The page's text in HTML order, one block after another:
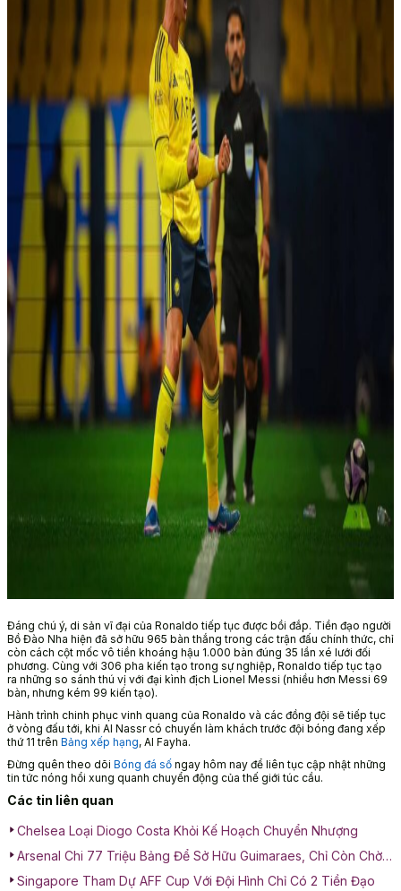
Đáng chú ý, di sản vĩ đại của Ronaldo tiếp tục được bồi đắp. Tiền đạo người
Bồ Đào Nha hiện đã sở hữu 965 bàn thắng trong các trận đấu chính thức, chỉ
còn cách cột mốc vô tiền khoáng hậu 1.000 bàn đúng 35 lần xé lưới đối
phương. Cùng với 306 pha kiến tạo trong sự nghiệp, Ronaldo tiếp tục tạo
ra những so sánh thú vị với đại kình địch Lionel Messi (nhiều hơn Messi 69
bàn, nhưng kém 99 kiến tạo).
Hành trình chinh phục vinh quang của Ronaldo và các đồng đội sẽ tiếp tục
ở vòng đấu tới, khi Al Nassr có chuyến làm khách trước đội bóng đang xếp
thứ 11 trên Bảng xếp hạng, Al Fayha.
Đừng quên theo dõi Bóng đá số ngay hôm nay để liên tục cập nhật những
tin tức nóng hổi xung quanh chuyển động của thế giới túc cầu.
Các tin liên quan
Chelsea Loại Diogo Costa Khỏi Kế Hoạch Chuyển Nhượng
Arsenal Chi 77 Triệu Bảng Để Sở Hữu Guimaraes, Chỉ Còn Chờ
Singapore Tham Dự AFF Cup Với Đội Hình Chỉ Có 2 Tiền Đạo